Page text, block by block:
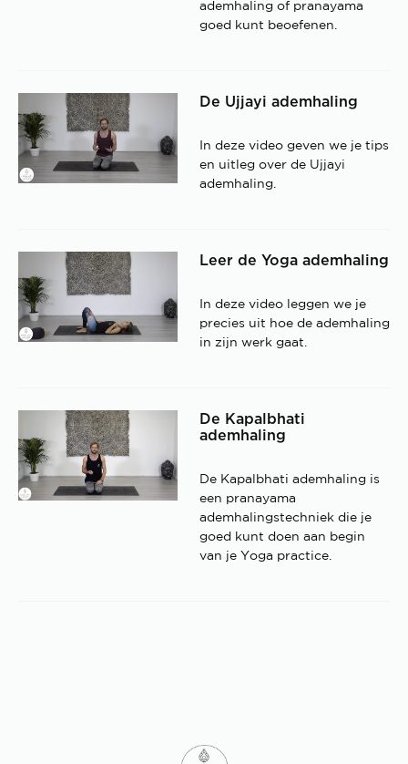
ademhaling of pranayama
goed kunt beoefenen.
De Ujjayi ademhaling
In deze video geven we je tips
en uitleg over de Ujjayi
ademhaling.
Leer de Yoga ademhaling
In deze video leggen we je
precies uit hoe de ademhaling
in zijn werk gaat.
De Kapalbhati
ademhaling
De Kapalbhati ademhaling is
een pranayama
ademhalingstechniek die je
goed kunt doen aan begin
van je Yoga practice.